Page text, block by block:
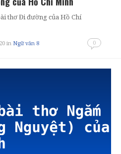
thơ Đi đường của Hồ Chí
in Ngữ văn 8 0